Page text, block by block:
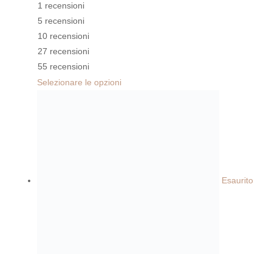
1 recensioni
5 recensioni
10 recensioni
27 recensioni
55 recensioni
Selezionare le opzioni
Esaurito